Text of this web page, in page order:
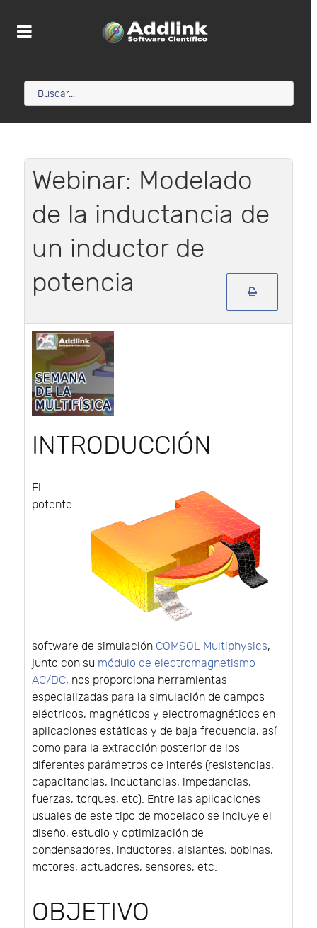
Webinar: Modelado
de la inductancia de
un inductor de
potencia
INTRODUCCIÓN
El
potente
software de simulación COMSOL Multiphysics,
junto con su módulo de electromagnetismo
AC/DC, nos proporciona herramientas
especializadas para la simulación de campos
eléctricos, magnéticos y electromagnéticos en
aplicaciones estáticas y de baja frecuencia, así
como para la extracción posterior de los
diferentes parámetros de interés (resistencias,
capacitancias, inductancias, impedancias,
fuerzas, torques, etc). Entre las aplicaciones
usuales de este tipo de modelado se incluye el
diseño, estudio y optimización de
condensadores, inductores, aislantes, bobinas,
motores, actuadores, sensores, etc.
OBJETIVO